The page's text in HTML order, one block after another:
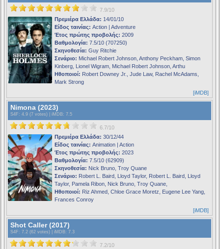
7.9/10
Πρεμιέρα Ελλάδα: 14/01/10
Είδος ταινίας: Action | Adventure
Έτος πρώτης προβολής: 2009
Βαθμολογία: 7.5/10 (707250)
Σκηνοθεσία: Guy Ritchie
Σενάριο: Michael Robert Johnson, Anthony Peckham, Simon
Kinberg, Lionel Wigram, Michael Robert Johnson, Arthu
Ηθοποιοί: Robert Downey Jr., Jude Law, Rachel McAdams,
Mark Strong
[iMDB]
Nimona (2023)
S4F : 4.9 (7 votes) | iMDB: 7.5
6.7/10
Πρεμιέρα Ελλάδα: 30/12/44
Είδος ταινίας: Animation | Action
Έτος πρώτης προβολής: 2023
Βαθμολογία: 7.5/10 (62909)
Σκηνοθεσία: Nick Bruno, Troy Quane
Σενάριο: Robert L. Baird, Lloyd Taylor, Robert L. Baird, Lloyd
Taylor, Pamela Ribon, Nick Bruno, Troy Quane,
Ηθοποιοί: Riz Ahmed, Chloe Grace Moretz, Eugene Lee Yang,
Frances Conroy
[iMDB]
Shot Caller (2017)
S4F : 7.2 (62 votes) | iMDB: 7.3
7.2/10